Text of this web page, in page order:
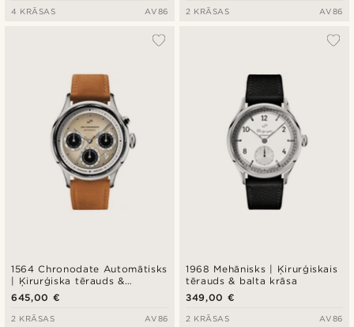
4 KRĀSAS AV86 2 KRĀSAS AV86
1564 Chronodate Automātisks
| Ķirurģiska tērauds &
pienbalts
645,00 €
2 KRĀSAS AV86
1968 Mehānisks | Ķirurģiskais
tērauds & balta krāsa
349,00 €
2 KRĀSAS AV86